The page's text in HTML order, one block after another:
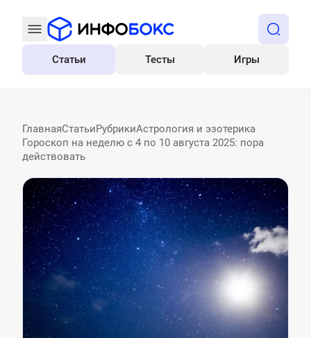
Все
Статьи Тесты Игры
ГлавнаяСтатьиРубрикиАстрология и эзотерика
Гороскоп на неделю с 4 по 10 августа 2025: пора
действовать